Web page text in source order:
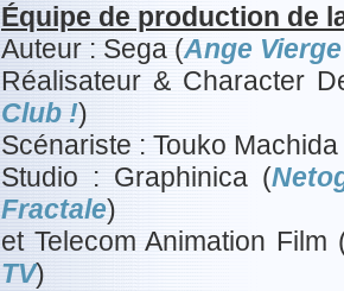
Équipe de production de
Auteur : Sega (Ange Vierge
Réalisateur & Character
Club !)
Scénariste : Touko Machida
Studio : Graphinica (
Fractale)
et Telecom Animation Film
TV)